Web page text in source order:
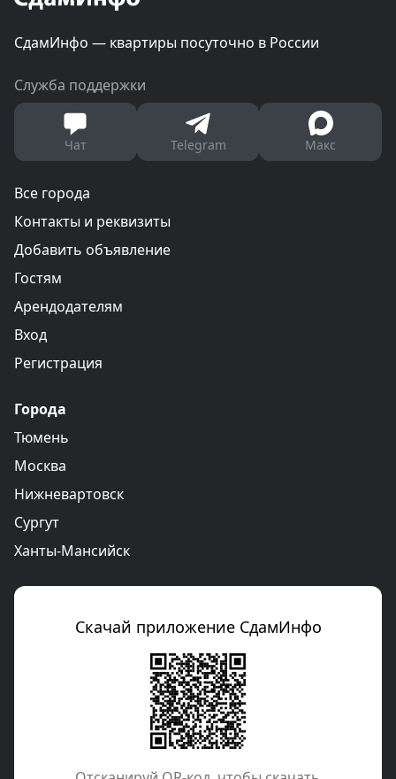
СдамИнфо — квартиры посуточно в России
Служба поддержки
Чат Telegram Макс
Все города
Контакты и реквизиты
Добавить объявление
Гостям
Арендодателям
Вход
Регистрация
Города
Тюмень
Москва
Нижневартовск
Сургут
Ханты-Мансийск
Скачай приложение СдамИнфо